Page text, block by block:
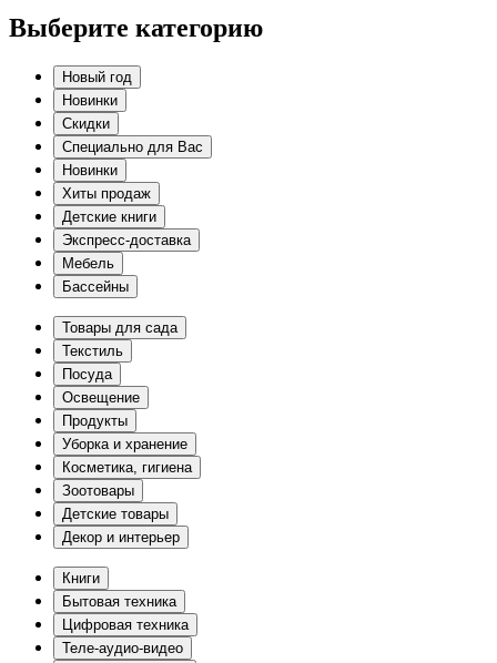
Выберите категорию
Новый год
Новинки
Скидки
Специально для Вас
Новинки
Хиты продаж
Детские книги
Экспресс-доставка
Мебель
Бассейны
Товары для сада
Текстиль
Посуда
Освещение
Продукты
Уборка и хранение
Косметика, гигиена
Зоотовары
Детские товары
Декор и интерьер
Книги
Бытовая техника
Цифровая техника
Теле-аудио-видео